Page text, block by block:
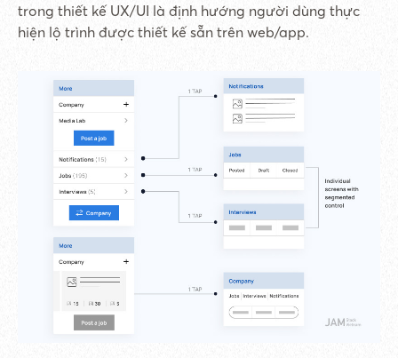
trong thiết kế UX/UI là định hướng người dùng thực
hiện lộ trình được thiết kế sẵn trên web/app.